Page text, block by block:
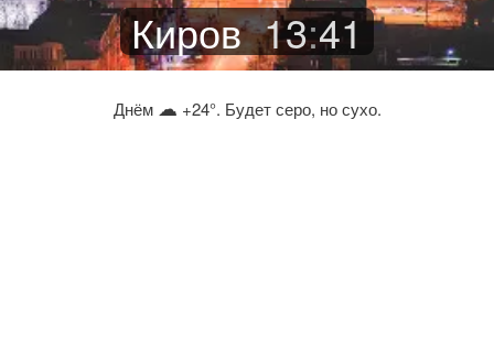
Киров 13:41
Днём ☁ +24°. Будет серо, но сухо.